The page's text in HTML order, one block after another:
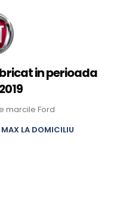
in perioada
marcile Ford
LA DOMICILIU